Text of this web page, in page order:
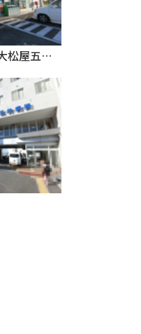
ファミリーマート大松屋五井西店